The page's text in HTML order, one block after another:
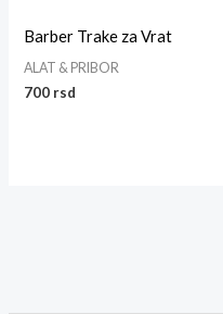
Barber Trake za Vrat
ALAT & PRIBOR
700 rsd